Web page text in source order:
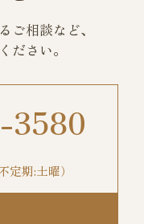
ご相談など、
ださい。
3580
定期:土曜）